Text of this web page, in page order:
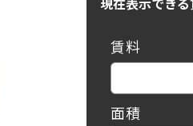
賃料
面積